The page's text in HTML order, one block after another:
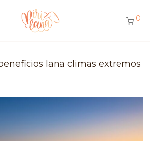
0
lana climas extremos